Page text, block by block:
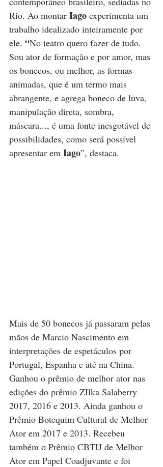
Rio. Ao montar Iago experimenta um
trabalho idealizado inteiramente por
ele. “No teatro quero fazer de tudo.
Sou ator de formação e por amor, mas
os bonecos, ou melhor, as formas
animadas, que é um termo mais
abrangente, e agrega boneco de luva,
manipulação direta, sombra,
máscara..., é uma fonte inesgotável de
possibilidades, como será possível
apresentar em Iago”, destaca.
Mais de 50 bonecos já passaram pelas
mãos de Marcio Nascimento em
interpretações de espetáculos por
Portugal, Espanha e até na China.
Ganhou o prêmio de melhor ator nas
edições do prêmio ZIlka Salaberry
2017, 2016 e 2013. Ainda ganhou o
Prêmio Botequim Cultural de Melhor
Ator em 2017 e 2013. Recebeu
também o Prêmio CBTIJ de Melhor
Ator em Papel Coadjuvante e foi